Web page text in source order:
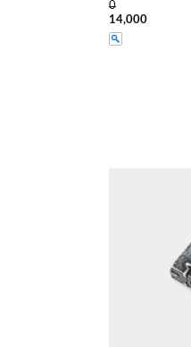
0
14,000